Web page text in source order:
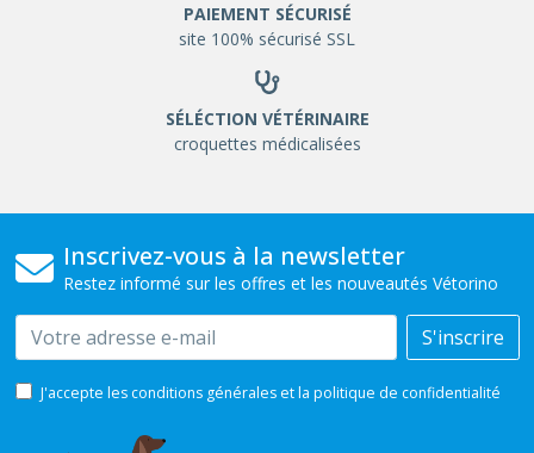
PAIEMENT SÉCURISÉ
site 100% sécurisé SSL
SÉLÉCTION VÉTÉRINAIRE
croquettes médicalisées
Inscrivez-vous à la newsletter
Restez informé sur les offres et les nouveautés Vétorino
Email S'inscrire
J'accepte les conditions générales et la politique de confidentialité